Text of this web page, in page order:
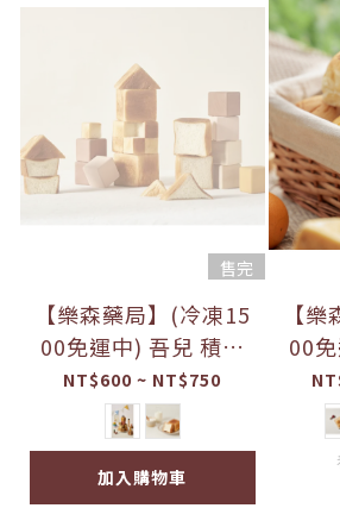
售完
【樂森藥局】(冷凍15
00免運中) 吾兒 積木
吐司 9入
NT$600 ~ NT$750
加入購物車
【
00